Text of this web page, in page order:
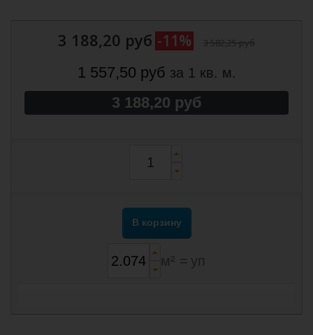
3 188,20 руб -11% 3 582,25 руб
1 557,50 руб за 1 кв. м.
3 188,20 руб
В корзину
м² = уп